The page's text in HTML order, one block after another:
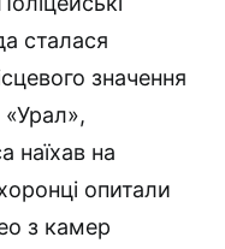
сталася
значення
«Урал»,
наїхав на
опитали
з камер